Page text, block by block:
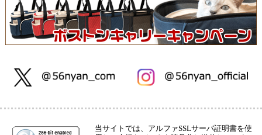
当サイトでは、アルファSSLサーバ証明書を使